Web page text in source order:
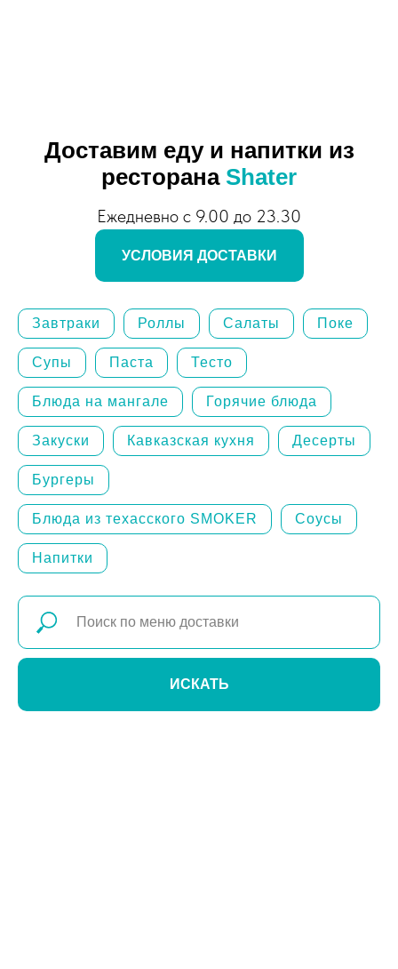
Доставим еду и напитки из
ресторана Shater
Ежедневно с 9.00 до 23.30
УСЛОВИЯ ДОСТАВКИ
Завтраки Роллы Салаты Поке
Супы Паста Тесто
Блюда на мангале Горячие блюда
Закуски Кавказская кухня Десерты
Бургеры
Блюда из техасского SMOKER Соусы
Напитки
ИСКАТЬ